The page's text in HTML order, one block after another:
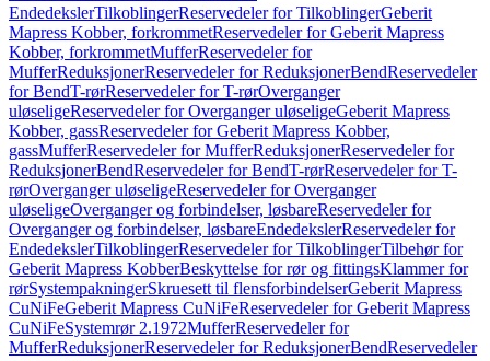
EndedekslerTilkoblingerReservedeler for TilkoblingerGeberit
Mapress Kobber, forkrommetReservedeler for Geberit Mapress
Kobber, forkrommetMufferReservedeler for
MufferReduksjonerReservedeler for ReduksjonerBendReservedeler
for BendT-rørReservedeler for T-rørOverganger
uløseligeReservedeler for Overganger uløseligeGeberit Mapress
Kobber, gassReservedeler for Geberit Mapress Kobber,
gassMufferReservedeler for MufferReduksjonerReservedeler for
ReduksjonerBendReservedeler for BendT-rørReservedeler for T-
rørOverganger uløseligeReservedeler for Overganger
uløseligeOverganger og forbindelser, løsbareReservedeler for
Overganger og forbindelser, løsbareEndedekslerReservedeler for
EndedekslerTilkoblingerReservedeler for TilkoblingerTilbehør for
Geberit Mapress KobberBeskyttelse for rør og fittingsKlammer for
rørSystempakningerSkruesett til flensforbindelserGeberit Mapress
CuNiFeGeberit Mapress CuNiFeReservedeler for Geberit Mapress
CuNiFeSystemrør 2.1972MufferReservedeler for
MufferReduksjonerReservedeler for ReduksjonerBendReservedeler